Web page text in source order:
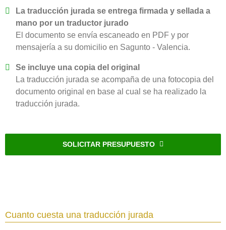
La traducción jurada se entrega firmada y sellada a
mano por un traductor jurado
El documento se envía escaneado en PDF y por
mensajería a su domicilio en Sagunto - Valencia.
Se incluye una copia del original
La traducción jurada se acompaña de una fotocopia del
documento original en base al cual se ha realizado la
traducción jurada.
SOLICITAR PRESUPUESTO
Cuanto cuesta una traducción jurada